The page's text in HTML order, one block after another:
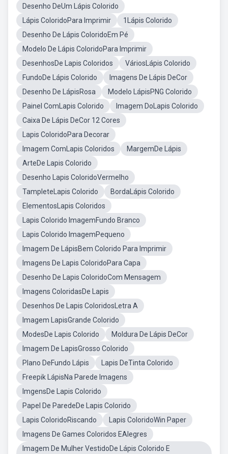
Desenho DeUm Lápis Colorido
Lápis ColoridoPara Imprimir
1Lápis Colorido
Desenho De Lápis ColoridoEm Pé
Modelo De Lápis ColoridoPara Imprimir
DesenhosDe Lapis Coloridos
VáriosLápis Colorido
FundoDe Lápis Colorido
Imagens De Lápis DeCor
Desenho De LápisRosa
Modelo LápisPNG Colorido
Painel ComLapis Colorido
Imagem DoLapis Colorido
Caixa De Lápis DeCor 12 Cores
Lapis ColoridoPara Decorar
Imagem ComLapis Coloridos
MargemDe Lápis
ArteDe Lapis Colorido
Desenho Lapis ColoridoVermelho
TampleteLapis Colorido
BordaLápis Colorido
ElementosLapis Coloridos
Lapis Colorido ImagemFundo Branco
Lapis Colorido ImagemPequeno
Imagem De LápisBem Colorido Para Imprimir
Imagens De Lapis ColoridoPara Capa
Desenho De Lapis ColoridoCom Mensagem
Imagens ColoridasDe Lapis
Desenhos De Lapis ColoridosLetra A
Imagem LapisGrande Colorido
ModesDe Lapis Colorido
Moldura De Lápis DeCor
Imagem De LapisGrosso Colorido
Plano DeFundo Lápis
Lapis DeTinta Colorido
Freepik LápisNa Parede Imagens
ImgensDe Lapis Colorido
Papel De ParedeDe Lapis Colorido
Lapis ColoridoRiscando
Lapis ColoridoWin Paper
Imagens De Games Coloridos EAlegres
Imagem De Mulher VestidoDe Lápis Colorido E